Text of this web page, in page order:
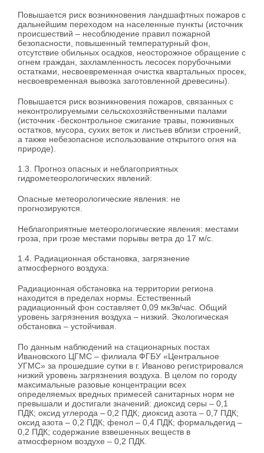
Повышается риск возникновения ландшафтных пожаров с
дальнейшим переходом на населенные пункты (источник
происшествий – несоблюдение правил пожарной
безопасности, повышенный температурный фон,
отсутствие обильных осадков, неосторожное обращение с
огнем граждан, захламленность лесосек порубочными
остатками, несвоевременная очистка квартальных просек,
несвоевременная вывозка заготовленной древесины).
Повышается риск возникновения пожаров, связанных с
неконтролируемыми сельскохозяйственными палами
(источник -бесконтрольное сжигание травы, пожнивных
остатков, мусора, сухих веток и листьев вблизи строений,
а также небезопасное использование открытого огня на
природе).
1.3. Прогноз опасных и неблагоприятных
гидрометеорологических явлений:
Опасные метеорологические явления: не
прогнозируются.
Неблагоприятные метеорологические явления: местами
гроза, при грозе местами порывы ветра до 17 м/с.
1.4. Радиационная обстановка, загрязнение
атмосферного воздуха:
Радиационная обстановка на территории региона
находится в пределах нормы. Естественный
радиационный фон составляет 0,09 мкЗв/час. Общий
уровень загрязнения воздуха – низкий. Экологическая
обстановка – устойчивая.
По данным наблюдений на стационарных постах
Ивановского ЦГМС – филиала ФГБУ «Центральное
УГМС» за прошедшие сутки в г. Иваново регистрировался
низкий уровень загрязнения воздуха. В целом по городу
максимальные разовые концентрации всех
определяемых вредных примесей санитарных норм не
превышали и достигали значений: диоксид серы – 0,1
ПДК; оксид углерода – 0,2 ПДК; диоксид азота – 0,7 ПДК;
оксид азота – 0,2 ПДК; фенол – 0,4 ПДК; формальдегид –
0,2 ПДК; содержание взвешенных веществ в
атмосферном воздухе – 0,2 ПДК.